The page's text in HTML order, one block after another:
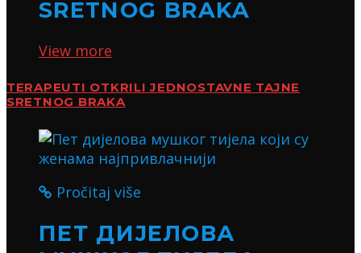
SRETNOG BRAKA
View more
TERAPEUTI OTKRILI JEDNOSTAVNE TAJNE
SRETNOG BRAKA
Pročitaj više
ПЕТ ДИЈЕЛОВА